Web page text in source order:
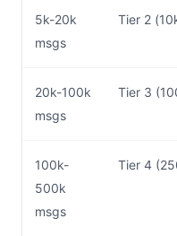
5k-20k
msgs
Tier 2
20k-100k
msgs
Tier 3
100k-
500k
msgs
Tier 4